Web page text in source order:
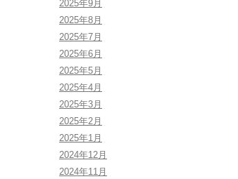
2025年9月
2025年8月
2025年7月
2025年6月
2025年5月
2025年4月
2025年3月
2025年2月
2025年1月
2024年12月
2024年11月